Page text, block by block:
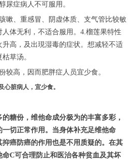
尿症病人不可服用。
嗽、重感冒、阴虚体质、支气管比较敏
体无利，不适合服用。4.榴莲果特性
高，及出現湿毒的症状。想减轻不适
草汤。
较高，因而肥胖症人员宜少食。
心脏病人，宜少食。
糖份，维他命成分极为的丰富多彩，
切正常作用。当身体补充足维他命
癌防癌的作用也是不用质疑的。在其
C可合理防止和医治各种贫血及其坏